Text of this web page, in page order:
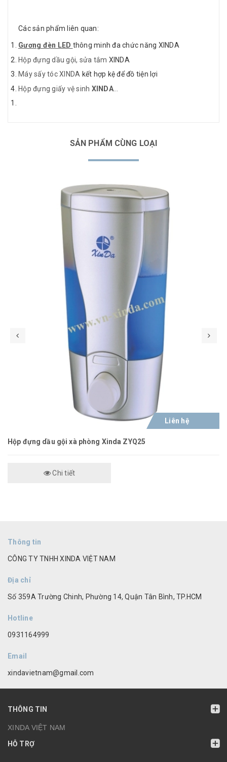
Các sản phẩm liên quan:
Gương đèn LED thông minh đa chức năng XINDA
Hộp đựng dầu gội, sửa tắm XINDA
Máy sấy tóc XINDA kết hợp kệ để đồ tiện lợi
Hộp đựng giấy vệ sinh XINDA...
SẢN PHẨM CÙNG LOẠI
Liên hệ
Hộp đựng dầu gội xà phòng Xinda ZYQ25
Chi tiết
Thông tin
CÔNG TY TNHH XINDA VIỆT NAM
Địa chỉ
Số 359A Trường Chinh, Phường 14, Quận Tân Bình, TP.HCM
Hotline
0931164999
Email
xindavietnam@gmail.com
THÔNG TIN
XINDA VIỆT NAM
HỖ TRỢ